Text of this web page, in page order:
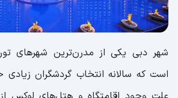
شهر دبی یکی از مدرن‌ترین شهرهای
است که سالانه انتخاب گردشگران